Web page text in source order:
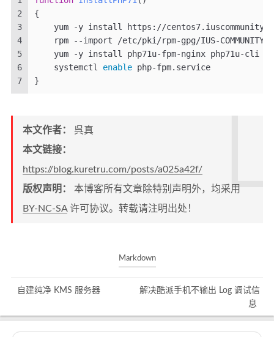
2
3
4
5
6
7
{
yum -y install https://
rpm --import /etc/pki/rpm-gpg/IUS-COMMUNITY-
yum -y install php71u-fpm-nginx php71u-cli
    systemctl
enable php-fpm.service
}
本文作者： 呉真
本文链接：
https://blog.kuretru.com/posts/a025a42f/
版权声明： 本博客所有文章除特别声明外，均采用
BY-NC-SA许可协议。转载请注明出处！
Markdown
自建纯净 KMS 服务器
解决酷派手机不输出 Log 调试信
息